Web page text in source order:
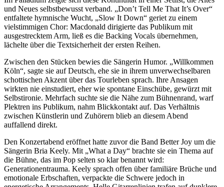
und Neues selbstbewusst verband. „Don’t Tell Me That It’s Over“
entfaltete hymnische Wucht, „Slow It Down“ geriet zu einem
vielstimmigen Chor: Macdonald dirigierte das Publikum mit
ausgestrecktem Arm, ließ es die Backing Vocals übernehmen,
lächelte über die Textsicherheit der ersten Reihen.
Zwischen den Stücken bewies die Sängerin Humor. „Willkommen
Köln“, sagte sie auf Deutsch, ehe sie in ihrem unverwechselbaren
schottischen Akzent über das Tourleben sprach. Ihre Ansagen
wirkten nie einstudiert, eher wie spontane Einschübe, gewürzt mit
Selbstironie. Mehrfach suchte sie die Nähe zum Bühnenrand, warf
Plektren ins Publikum, nahm Blickkontakt auf. Das Verhältnis
zwischen Künstlerin und Zuhörern blieb an diesem Abend
auffallend direkt.
Den Konzertabend eröffnet hatte zuvor die Band Better Joy um die
Sängerin Bria Keely. Mit „What a Day“ brachte sie ein Thema auf
die Bühne, das im Pop selten so klar benannt wird:
Generationentrauma. Keely sprach offen über familiäre Brüche und
emotionale Erbschaften, verpackte die Schwere jedoch in